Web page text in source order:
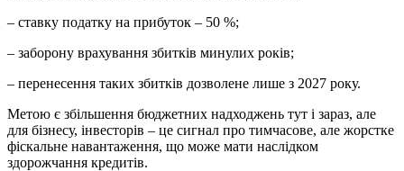
– ставку податку на прибуток – 50 %;
– заборону врахування збитків минулих років;
– перенесення таких збитків дозволене лише з 2027 року.
Метою є збільшення бюджетних надходжень тут і зараз, але
для бізнесу, інвесторів – це сигнал про тимчасове, але жорстке
фіскальне навантаження, що може мати наслідком
здорожчання кредитів.